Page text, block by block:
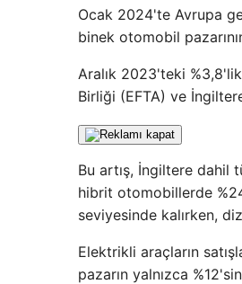
Ocak 2024'te Avrupa
binek otomobil
Aralık 2023'teki
Birliği (EFTA) ve
Bu artış, İngiltere dahil
hibrit otomobillerde
seviyesinde kalırken,
Elektrikli araçların
pazarın yalnızca